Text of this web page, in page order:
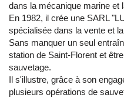
dans la mécanique marine et
En 1982, il crée une SARL
spécialisée dans la vente et
Sans manquer un seul
station de Saint-Florent et
sauvetage.
Il s'illustre, grâce à son
plusieurs opérations de